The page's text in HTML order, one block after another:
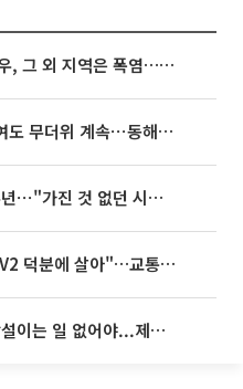
동해안은 시간당 80㎜ 폭우, 그 외 지역은 폭염…‘극과 극 날씨’
[내일 날씨] 폭염 한풀 꺾여도 무더위 계속⋯동해안 이틀 연속 비
임영웅, 어느덧 데뷔 10주년⋯"가진 것 없던 시절, 내 앞엔 20명의 팬뿐"
'굿 윌 헌팅' 배우 "기아 EV2 덕분에 살아"…교통사고 후 안전성 극찬
李대통령 “청년이 결혼 망설이는 일 없어야...제도상 불이익 조사”